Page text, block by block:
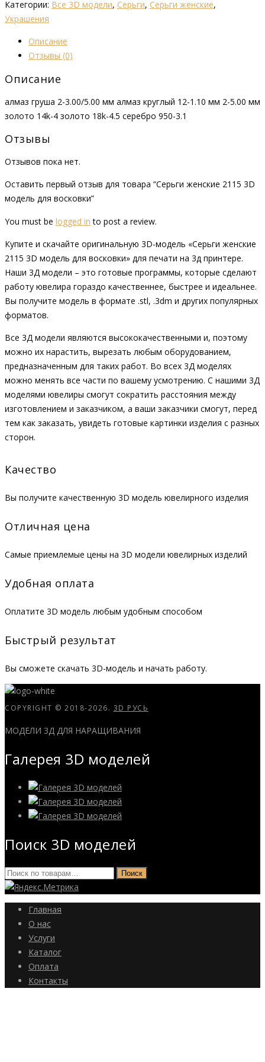
Категории: Все 3D модели, Серьги, Серьги женские,
Украшения
Описание
Отзывы (0)
Описание
алмаз груша 2-3.00/5.00 мм алмаз круглый 12-1.10 мм 2-5.00 мм
золото 14k-4 золото 18k-4.5 серебро 950-3.1
Отзывы
Отзывов пока нет.
Оставить первый отзыв для товара “Серьги женские 2115 3D
модель для восковки”
You must be logged in to post a review.
Купите и скачайте оригинальную 3D-модель «Серьги женские
2115 3D модель для восковки» для печати на 3д принтере.
Наши 3Д модели – это готовые программы, которые сделают
работу ювелира гораздо качественнее, быстрее и идеальнее.
Вы получите модель в формате .stl, .3dm и других популярных
форматов.
Все 3Д модели являются высококачественными и, поэтому
можно их нарастить, вырезать любым оборудованием,
предназначенным для таких работ. Во всех 3Д моделях
можно менять все части по вашему усмотрению. С нашими 3Д
моделями ювелиры смогут сократить расстояния между
изготовлением и заказчиком, а ваши заказчики смогут, перед
тем как заказать, увидеть готовые картинки изделия с разных
сторон.
Качество
Вы получите качественную 3D модель ювелирного изделия
Отличная цена
Самые приемлемые цены на 3D модели ювелирных изделий
Удобная оплата
Оплатите 3D модель любым удобным способом
Быстрый результат
Вы сможете скачать 3D-модель и начать работу.
COPYRIGHT © 2018-2026. 3D РУСЬ
МОДЕЛИ 3Д ДЛЯ НАРАЩИВАНИЯ
Галерея 3D моделей
Поиск 3D моделей
Искать: Поиск
Главная
О нас
Услуги
Каталог
Оплата
Контакты